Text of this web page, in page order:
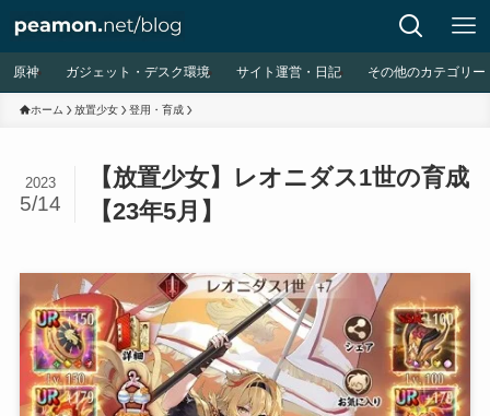
原神 ガジェット・デスク環境 サイト運営・日記 その他のカテゴリー
ホーム 放置少女 登用・育成
【放置少女】レオニダス1世の育成
【23年5月】
2023
5/14